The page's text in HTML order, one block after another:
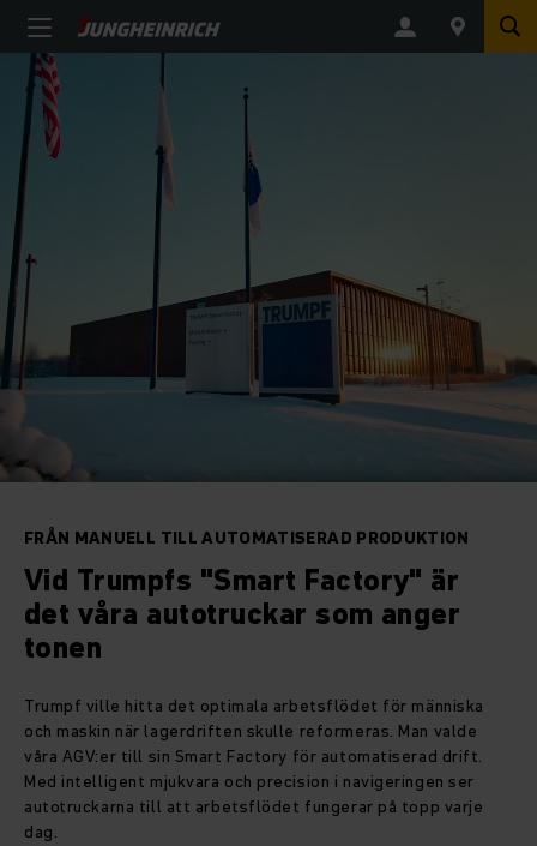
FRÅN MANUELL TILL AUTOMATISERAD PRODUKTION
Vid Trumpfs "Smart Factory" är
det våra autotruckar som anger
tonen
Trumpf ville hitta det optimala arbetsflödet för människa
och maskin när lagerdriften skulle reformeras. Man valde
våra AGV:er till sin Smart Factory för automatiserad drift.
Med intelligent mjukvara och precision i navigeringen ser
autotruckarna till att arbetsflödet fungerar på topp varje
dag.